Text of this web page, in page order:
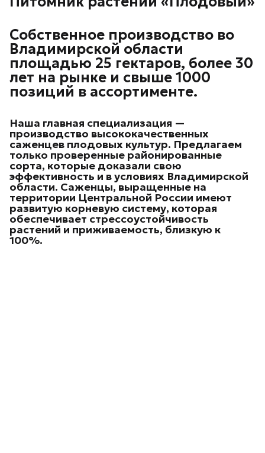
Собственное производство во
Владимирской области
площадью 25 гектаров, более 30
лет на рынке и свыше 1000
позиций в ассортименте.
Наша главная специализация —
производство высококачественных
саженцев плодовых культур. Предлагаем
только проверенные районированные
сорта, которые доказали свою
эффективность и в условиях Владимирской
области. Саженцы, выращенные на
территории Центральной России имеют
развитую корневую систему, которая
обеспечивает стрессоустойчивость
растений и приживаемость, близкую к
100%.